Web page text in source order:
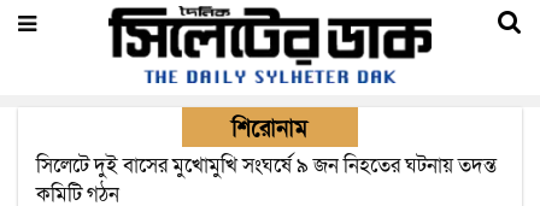
শিরোনাম
সিলেটে সড়ক দুর্ঘটনায় নিহতদের পরিবার পাচ্ছে ৫ লাখ টাকা করে
সরকারি অনুদান